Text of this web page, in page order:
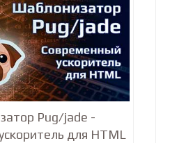
Pug/jade -
для HTML